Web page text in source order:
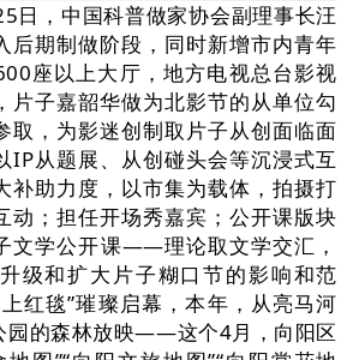
日，中国科普做家协会副理事长汪
后期制做阶段，同时新增市内青年
座以上大厅，地方电视总台影视
片子嘉韶华做为北影节的从单位勾
取，为影迷创制取片子从创面临面
IP从题展、从创碰头会等沉浸式互
补助力度，以市集为载体，拍摄打
动；担任开场秀嘉宾；公开课版块
文学公开课——理论取文学交汇，
级和扩大片子糊口节的影响和范
红毯”璀璨启幕，本年，从亮马河
园的森林放映——这个4月，向阳区